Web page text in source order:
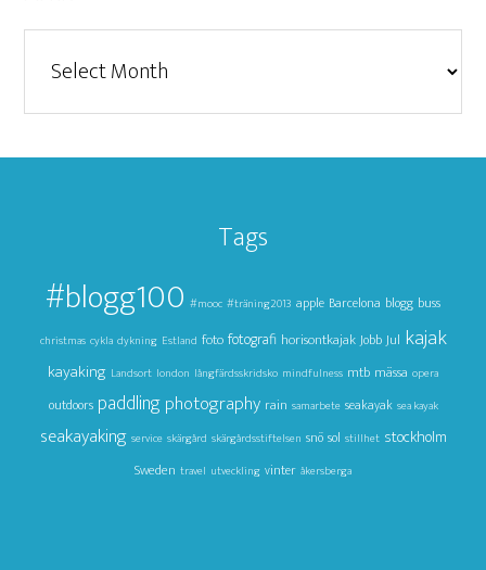
Tags
#blogg100 #mooc #träning2013 apple Barcelona blogg buss
christmas cykla dykning Estland foto fotografi horisontkajak Jobb Jul kajak
kayaking Landsort london långfärdsskridsko mindfulness mtb mässa opera
outdoors paddlingphotography rain samarbete seakayak sea kayak
seakayaking service skärgård skärgårdsstiftelsen snö sol stillhet stockholm
Sweden travel utveckling vinter åkersberga